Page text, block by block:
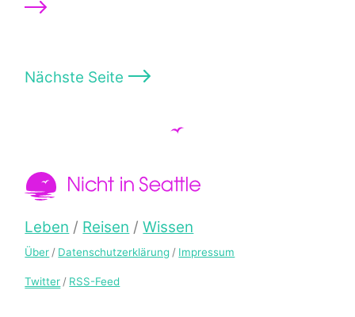
Nächste Seite
Nicht in Seattle
Hauptmenü
Leben Reisen Wissen
Über Datenschutzerklärung Impressum
Twitter RSS-Feed